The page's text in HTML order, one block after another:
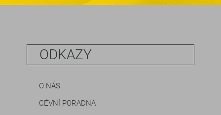
ODKAZY
O NÁS
CÉVNÍ PORADNA